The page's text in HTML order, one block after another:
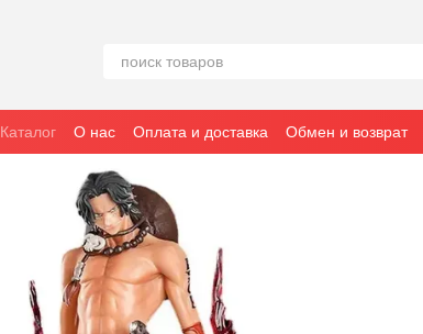
Каталог О нас Оплата и доставка Обмен и возврат
Отзывы о магазине